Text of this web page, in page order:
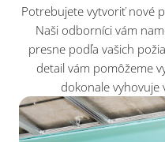
Potrebujete vytvoriť nové
Naši odborníci vám
presne podľa vašich
detail vám pomôžeme
dokonale vyhovuje